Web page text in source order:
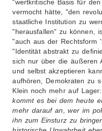
"wertkritische Basis für
vermocht hätte, "den
staatliche Institution zu
"herausfallen" zu können,
"auch aus der Rechtsform
"Identität abstrakt zu
sich nur über die äußeren
und selbst akzeptieren
aufhören, Demokraten zu
Klein noch mehr auf
kommt es bei dem heute
mehr darauf an, wer im
ihn zum Einsturz zu